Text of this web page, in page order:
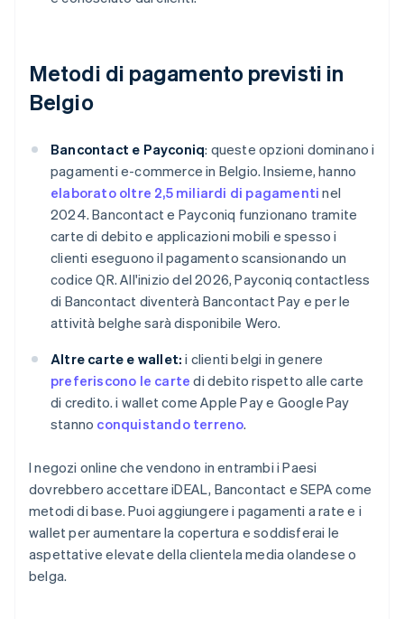
Metodi di pagamento previsti in
Belgio
Bancontact e Payconiq: queste opzioni dominano i
pagamenti e-commerce in Belgio. Insieme, hanno
elaborato oltre 2,5 miliardi di pagamenti nel
2024. Bancontact e Payconiq funzionano tramite
carte di debito e applicazioni mobili e spesso i
clienti eseguono il pagamento scansionando un
codice QR. All'inizio del 2026, Payconiq contactless
di Bancontact diventerà Bancontact Pay e per le
attività belghe sarà disponibile Wero.
Altre carte e wallet: i clienti belgi in genere
preferiscono le carte di debito rispetto alle carte
di credito. i wallet come Apple Pay e Google Pay
stanno conquistando terreno.
I negozi online che vendono in entrambi i Paesi
dovrebbero accettare iDEAL, Bancontact e SEPA come
metodi di base. Puoi aggiungere i pagamenti a rate e i
wallet per aumentare la copertura e soddisferai le
aspettative elevate della clientela media olandese o
belga.